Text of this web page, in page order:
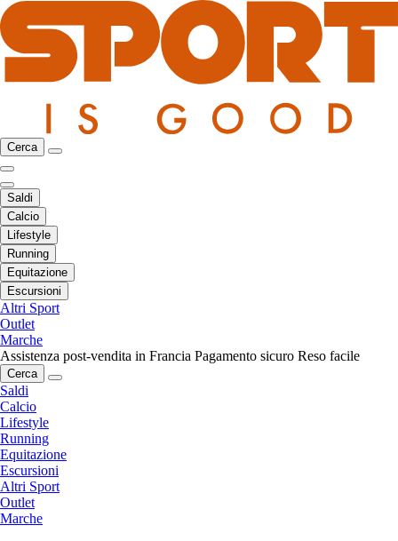
Cerca
Saldi
Calcio
Lifestyle
Running
Equitazione
Escursioni
Altri Sport
Outlet
Marche
Assistenza post-vendita in Francia Pagamento sicuro Reso facile
Cerca
Saldi
Calcio
Lifestyle
Running
Equitazione
Escursioni
Altri Sport
Outlet
Marche